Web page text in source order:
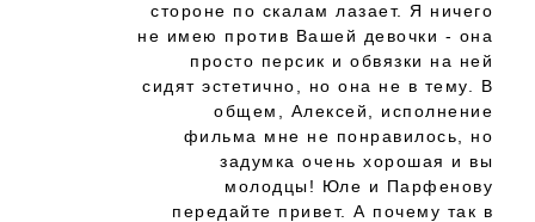
стороне по скалам лазает. Я ничего
не имею против Вашей девочки - она
просто персик и обвязки на ней
сидят эстетично, но она не в тему. В
общем, Алексей, исполнение
фильма мне не понравилось, но
задумка очень хорошая и вы
молодцы! Юле и Парфенову
передайте привет. А почему так в